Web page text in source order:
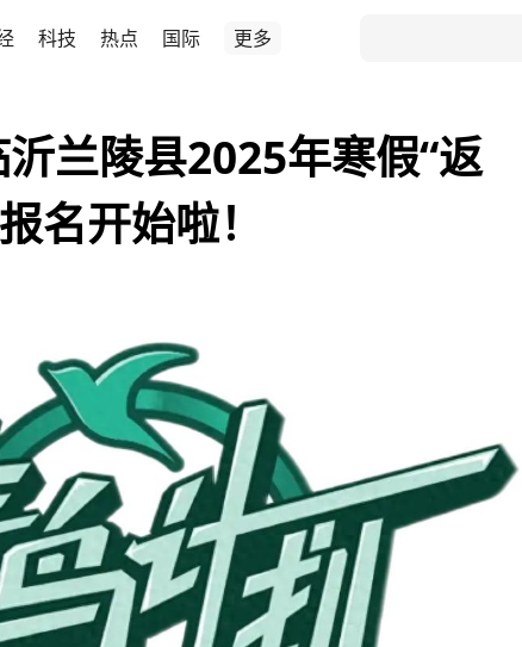
科技 热点 国际 更多
兰陵县2025年寒假“返
名开始啦！